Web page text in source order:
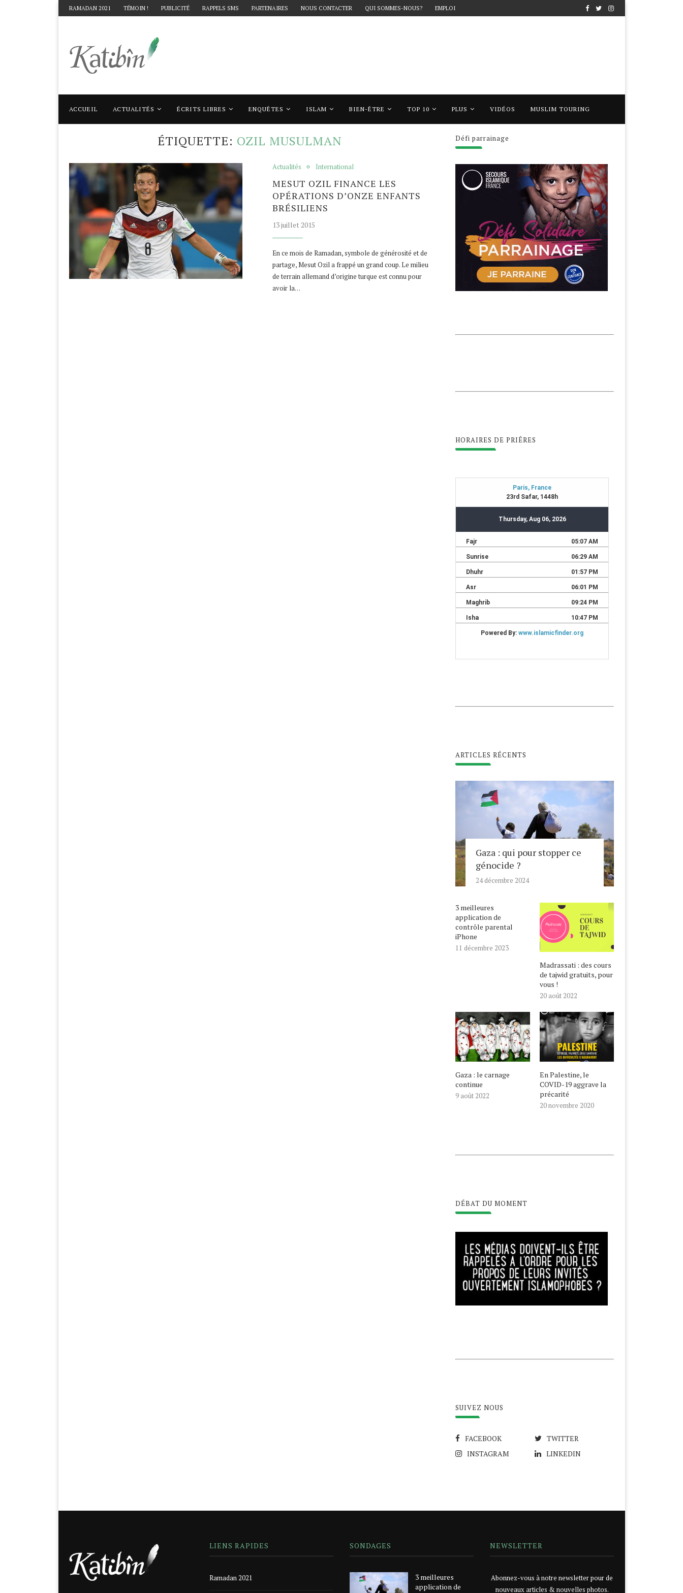
RAMADAN 2021 TÉMOIN ! PUBLICITÉ RAPPELS SMS PARTENAIRES NOUS CONTACTER QUI SOMMES-NOUS? EMPLOI
ACCUEIL ACTUALITÉS ÉCRITS LIBRES ENQUÊTES ISLAM BIEN-ÊTRE TOP 10 PLUS VIDÉOS MUSLIM TOURING
Accueil Mots clés Articles taggés avec "ozil musulman"
ÉTIQUETTE: OZIL MUSULMAN
Actualités International
MESUT OZIL FINANCE LES
OPÉRATIONS D’ONZE ENFANTS
BRÉSILIENS
13 juillet 2015
En ce mois de Ramadan, symbole de générosité et de
partage, Mesut Ozil a frappé un grand coup. Le milieu
de terrain allemand d’origine turque est connu pour
avoir la…
Défi parrainage
HORAIRES DE PRIÊRES
ARTICLES RÉCENTS
Gaza : qui pour stopper ce
génocide ?
24 décembre 2024
3 meilleures
application de
contrôle parental
iPhone
11 décembre 2023
Madrassati : des cours
de tajwid gratuits, pour
vous !
20 août 2022
Gaza : le carnage
continue
9 août 2022
En Palestine, le
COVID-19 aggrave la
précarité
20 novembre 2020
DÉBAT DU MOMENT
SUIVEZ NOUS
FACEBOOK
TWITTER
INSTAGRAM
LINKEDIN
LIENS RAPIDES
Ramadan 2021
SONDAGES
3 meilleures
application de
NEWSLETTER
Abonnez-vous à notre newsletter pour de
nouveaux articles & nouvelles photos.